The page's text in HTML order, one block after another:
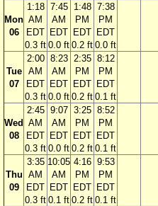
Mon
06
1:18
AM
EDT
0.3 ft
7:45
AM
EDT
0.0 ft
1:48
PM
EDT
0.2 ft
7:38
PM
EDT
0.0 ft
Tue
07
2:00
AM
EDT
0.3 ft
8:23
AM
EDT
0.0 ft
2:35
PM
EDT
0.2 ft
8:12
PM
EDT
0.1 ft
Wed
08
2:45
AM
EDT
0.3 ft
9:07
AM
EDT
0.0 ft
3:25
PM
EDT
0.2 ft
8:52
PM
EDT
0.1 ft
Thu
09
3:35
AM
EDT
0.3 ft
10:05
AM
EDT
0.1 ft
4:16
PM
EDT
0.2 ft
9:53
PM
EDT
0.1 ft